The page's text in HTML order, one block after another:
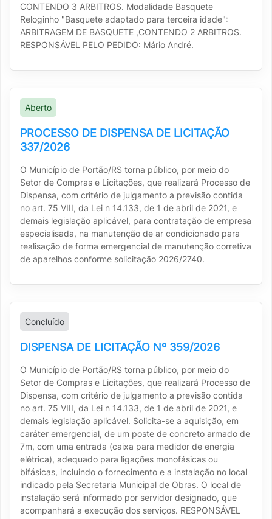
CONTENDO 3 ARBITROS. Modalidade Basquete
Reloginho "Basquete adaptado para terceira idade":
ARBITRAGEM DE BASQUETE ,CONTENDO 2 ARBITROS.
RESPONSÁVEL PELO PEDIDO: Mário André.
Aberto
PROCESSO DE DISPENSA DE LICITAÇÃO
337/2026
O Município de Portão/RS torna público, por meio do
Setor de Compras e Licitações, que realizará Processo de
Dispensa, com critério de julgamento a previsão contida
no art. 75 VIII, da Lei n 14.133, de 1 de abril de 2021, e
demais legislação aplicável, para contratação de empresa
especialisada, na manutenção de ar condicionado para
realisação de forma emergencial de manutenção corretiva
de aparelhos conforme solicitação 2026/2740.
Concluído
DISPENSA DE LICITAÇÃO Nº 359/2026
O Município de Portão/RS torna público, por meio do
Setor de Compras e Licitações, que realizará Processo de
Dispensa, com critério de julgamento a previsão contida
no art. 75 VIII, da Lei n 14.133, de 1 de abril de 2021, e
demais legislação aplicável. Solicita-se a aquisição, em
caráter emergencial, de um poste de concreto armado de
7m, com uma entrada (caixa para medidor de energia
elétrica), adequado para ligações monofásicas ou
bifásicas, incluindo o fornecimento e a instalação no local
indicado pela Secretaria Municipal de Obras. O local de
instalação será informado por servidor designado, que
acompanhará a execução dos serviços. RESPONSÁVEL